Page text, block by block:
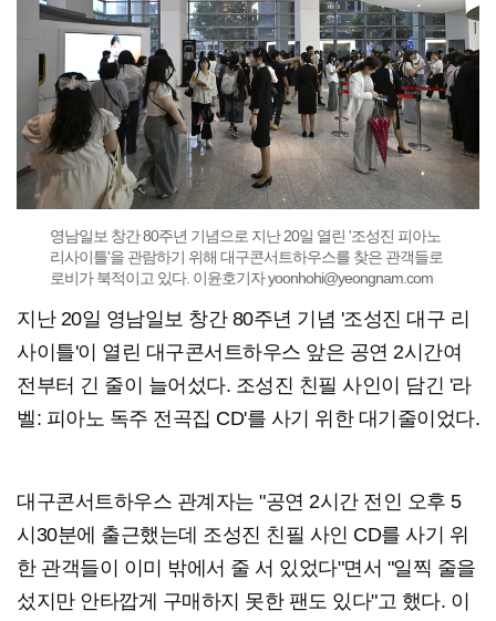
영남일보 창간 80주년 기념으로 지난 20일 열린 '조성진 피아노
리사이틀'을 관람하기 위해 대구콘서트하우스를 찾은 관객들로
로비가 북적이고 있다. 이윤호기자 yoonhohi@yeongnam.com
지난 20일 영남일보 창간 80주년 기념 '조성진 대구 리
사이틀'이 열린 대구콘서트하우스 앞은 공연 2시간여
전부터 긴 줄이 늘어섰다. 조성진 친필 사인이 담긴 '라
벨: 피아노 독주 전곡집 CD'를 사기 위한 대기줄이었다.
대구콘서트하우스 관계자는 "공연 2시간 전인 오후 5
시30분에 출근했는데 조성진 친필 사인 CD를 사기 위
한 관객들이 이미 밖에서 줄 서 있었다"면서 "일찍 줄을
섰지만 안타깝게 구매하지 못한 팬도 있다"고 했다. 이